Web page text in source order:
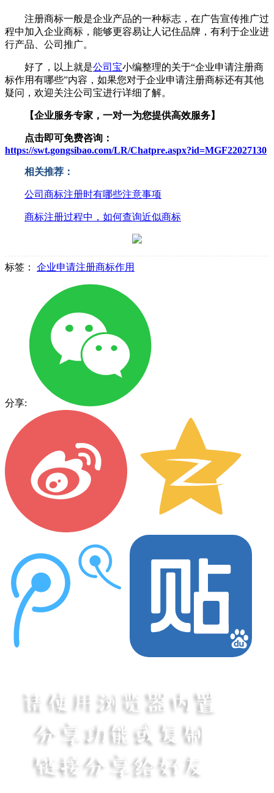
注册商标一般是企业产品的一种标志，在广告宣传推广过
程中加入企业商标，能够更容易让人记住品牌，有利于企业进
行产品、公司推广。
好了，以上就是公司宝小编整理的关于“企业申请注册商
标作用有哪些”内容，如果您对于企业申请注册商标还有其他
疑问，欢迎关注公司宝进行详细了解。
【企业服务专家，一对一为您提供高效服务】
点击即可免费咨询：
https://swt.gongsibao.com/LR/Chatpre.aspx?id=MGF22027130
相关推荐：
公司商标注册时有哪些注意事项
商标注册过程中，如何查询近似商标
标签： 企业申请注册商标作用
分享: